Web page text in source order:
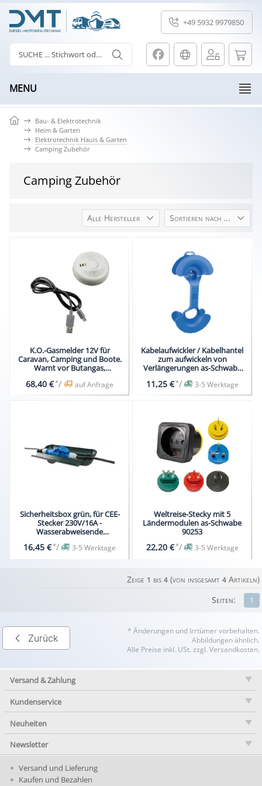
+49 5932 9979850
MENU
Bau- & Elektrotechnik
Heim & Garten
Elektrotechnik Hauis & Garten
Camping Zubehör
Camping Zubehör
Alle Hersteller Sortieren nach ...
K.O.-Gasmelder 12V für
Caravan, Camping und Boote.
Warnt vor Butangas,
Gas. Alarm 80dB. Mit USB-
Anschluß auch optional für
68,40 €*/ auf Anfrage
Kabelaufwickler / Kabelhantel
zum aufwickeln von
Verlängerungen as-Schwabe
11,25 €*/ 3-5 Werktage
Sicherheitsbox grün, für CEE-
Stecker 230V/16A -
Wasserabweisende
16,45 €*/ 3-5 Werktage
Weltreise-Stecky mit 5
Ländermodulen as-Schwabe
90253
22,20 €*/ 3-5 Werktage
Zeige 1 bis 4(von insgesamt 4Artikeln)
1
Seiten:
Zurück
* Änderungen und Irrtümer vorbehalten.
Abbildungen ähnlich.
Alle Preise inkl. USt. zzgl. Versandkosten.
Versand & Zahlung
Kundenservice
Neuheiten
Newsletter
Versand und Lieferung
Kaufen und Bezahlen